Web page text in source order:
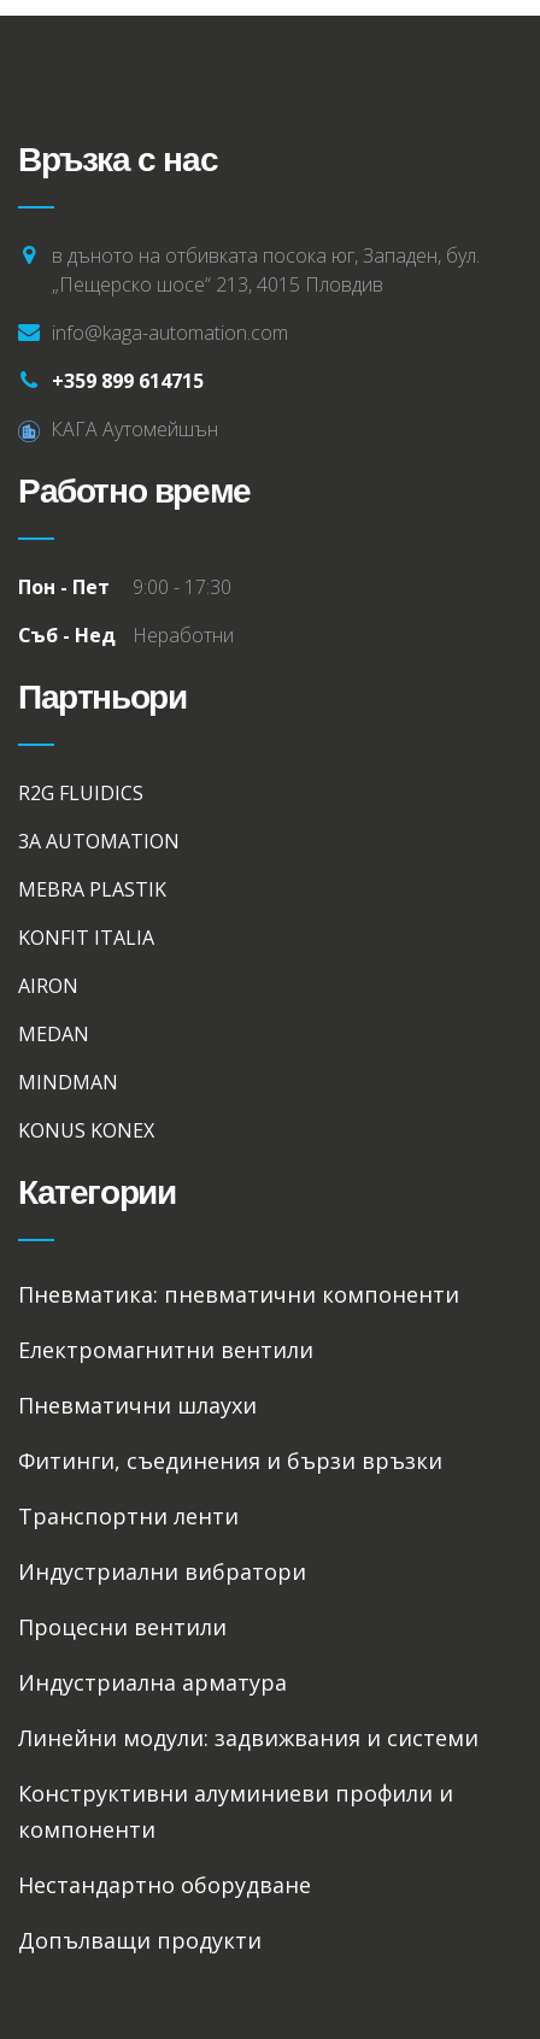
Връзка с нас
в дъното на отбивката посока юг, Западен, бул.
„Пещерско шосе“ 213, 4015 Пловдив
info@kaga-automation.com
+359 899 614715
КАГА Аутомейшън
Работно време
Пон - Пет
9:00 - 17:30
Съб - Нед
Неработни
Партньори
R2G FLUIDICS
3A AUTOMATION
MEBRA PLASTIK
KONFIT ITALIA
AIRON
MEDAN
MINDMAN
KONUS KONEX
Категории
Пневматика: пневматични компоненти
Електромагнитни вентили
Пневматични шлаухи
Фитинги, съединения и бързи връзки
Транспортни ленти
Индустриални вибратори
Процесни вентили
Индустриална арматура
Линейни модули: задвижвания и системи
Конструктивни алуминиеви профили и
компоненти
Нестандартно оборудване
Допълващи продукти